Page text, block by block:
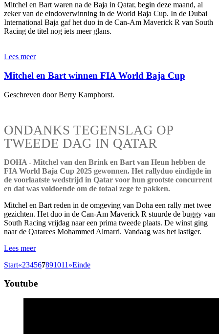
Mitchel en Bart waren na de Baja in Qatar, begin deze maand, al
zeker van de eindoverwinning in de World Baja Cup. In de Dubai
International Baja gaf het duo in de Can-Am Maverick R van South
Racing de titel nog iets meer glans.
Lees meer
Mitchel en Bart winnen FIA World Baja Cup
Geschreven door Berry Kamphorst.
ONDANKS TEGENSLAG OP
TWEEDE DAG IN QATAR
DOHA - Mitchel van den Brink en Bart van Heun hebben de
FIA World Baja Cup 2025 gewonnen. Het rallyduo eindigde in
de voorlaatste wedstrijd in Qatar voor hun grootste concurrent
en dat was voldoende om de totaal zege te pakken.
Mitchel en Bart reden in de omgeving van Doha een rally met twee
gezichten. Het duo in de Can-Am Maverick R stuurde de buggy van
South Racing vrijdag naar een prima tweede plaats. De winst ging
naar de Qatarees Mohammed Almarri. Vandaag was het lastiger.
Lees meer
Start«234567891011 »Einde
Youtube